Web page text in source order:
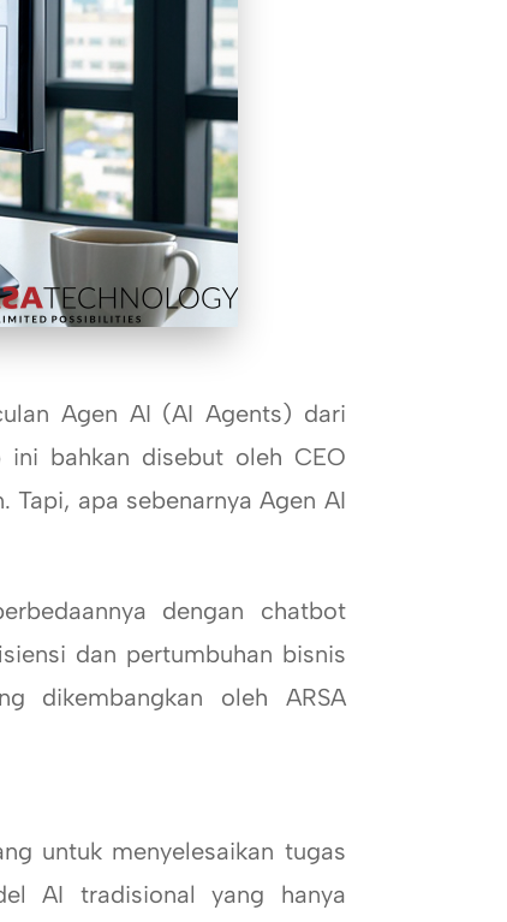
Agen AI (AI Agents) dari
ini bahkan disebut oleh CEO
Tapi, apa sebenarnya Agen AI
dengan chatbot
dan pertumbuhan bisnis
dikembangkan oleh ARSA
untuk menyelesaikan tugas
AI tradisional yang hanya